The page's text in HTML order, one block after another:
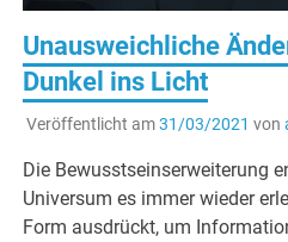
Unausweichliche
Dunkel ins Licht
Veröffentlicht am31/03/2021 von
Die Bewusstseinserweiterung
Universum es immer wieder
Form ausdrückt, um